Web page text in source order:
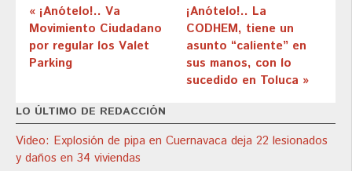
« ¡Anótelo!.. Va
Movimiento Ciudadano
por regular los Valet
Parking
¡Anótelo!.. La
CODHEM, tiene un
asunto “caliente” en
sus manos, con lo
sucedido en Toluca »
LO ÚLTIMO DE REDACCIÓN
Video: Explosión de pipa en Cuernavaca deja 22 lesionados
y daños en 34 viviendas